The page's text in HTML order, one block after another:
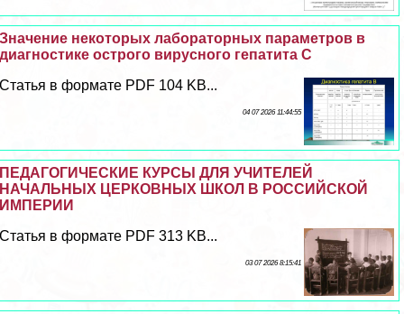
Значение некоторых лабораторных параметров в
диагностике острого вирусного гепатита С
Статья в формате PDF 104 KB...
04 07 2026 11:44:55
ПЕДАГОГИЧЕСКИЕ КУРСЫ ДЛЯ УЧИТЕЛЕЙ
НАЧАЛЬНЫХ ЦЕРКОВНЫХ ШКОЛ В РОССИЙСКОЙ
ИМПЕРИИ
Статья в формате PDF 313 KB...
03 07 2026 8:15:41